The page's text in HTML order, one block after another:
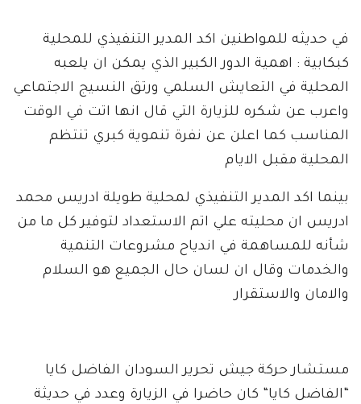
في حديثه للمواطنين اكد المدير التنفيذي للمحلية
كبكابية : اهمية الدور الكبير الذي يمكن ان يلعبه
المحلية في التعايش السلمي ورتق النسيج الاجتماعي
واعرب عن شكره للزيارة التي قال انها اتت في الوقت
المناسب كما اعلن عن نفرة تنموية كبري تنتظم
المحلية مقبل الايام
بينما اكد المدير التنفيذي لمحلية طويلة ادريس محمد
ادريس ان محليته علي اتم الاستعداد لتوفير كل ما من
شأنه للمساهمة في اندياح مشروعات التنمية
والخدمات وقال ان لسان حال الجميع هو السلام
والامان والاستقرار
مستشار حركة جيش تحرير السودان الفاضل كايا
“الفاضل كايا“ كان حاضرا في الزيارة وعدد في حديثة